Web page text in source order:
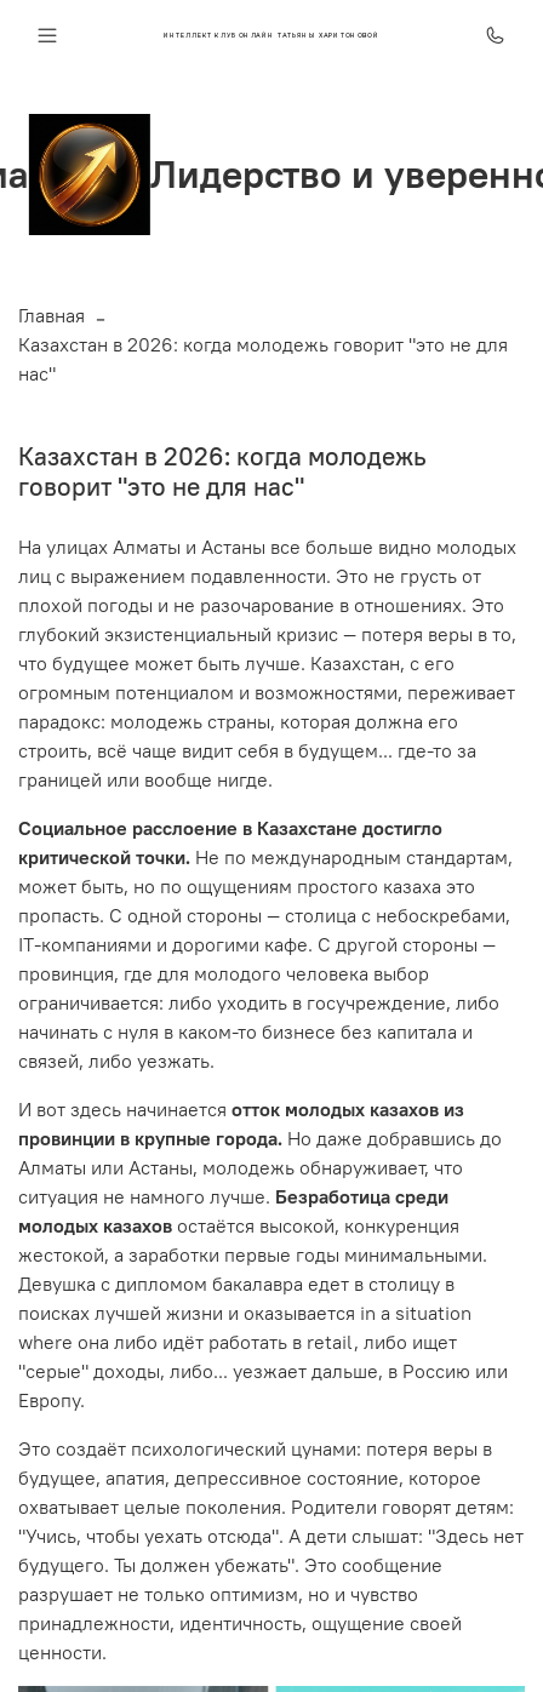
ИНТЕЛЛЕКТ КЛУБ ОНЛАЙН ТАТЬЯНЫ ХАРИТОНОВОЙ
и уверенность
Главная
Казахстан в 2026: когда молодежь говорит "это не для
нас"
Казахстан в 2026: когда молодежь
говорит "это не для нас"
На улицах Алматы и Астаны все больше видно молодых
лиц с выражением подавленности. Это не грусть от
плохой погоды и не разочарование в отношениях. Это
глубокий экзистенциальный кризис — потеря веры в то,
что будущее может быть лучше. Казахстан, с его
огромным потенциалом и возможностями, переживает
парадокс: молодежь страны, которая должна его
строить, всё чаще видит себя в будущем... где-то за
границей или вообще нигде.
Социальное расслоение в Казахстане достигло
критической точки. Не по международным стандартам,
может быть, но по ощущениям простого казаха это
пропасть. С одной стороны — столица с небоскребами,
IT-компаниями и дорогими кафе. С другой стороны —
провинция, где для молодого человека выбор
ограничивается: либо уходить в госучреждение, либо
начинать с нуля в каком-то бизнесе без капитала и
связей, либо уезжать.
И вот здесь начинается отток молодых казахов из
провинции в крупные города. Но даже добравшись до
Алматы или Астаны, молодежь обнаруживает, что
ситуация не намного лучше. Безработица среди
молодых казахов остаётся высокой, конкуренция
жестокой, а заработки первые годы минимальными.
Девушка с дипломом бакалавра едет в столицу в
поисках лучшей жизни и оказывается in a situation
where она либо идёт работать в retail, либо ищет
"серые" доходы, либо... уезжает дальше, в Россию или
Европу.
Это создаёт психологический цунами: потеря веры в
будущее, апатия, депрессивное состояние, которое
охватывает целые поколения. Родители говорят детям:
"Учись, чтобы уехать отсюда". А дети слышат: "Здесь нет
будущего. Ты должен убежать". Это сообщение
разрушает не только оптимизм, но и чувство
принадлежности, идентичность, ощущение своей
ценности.